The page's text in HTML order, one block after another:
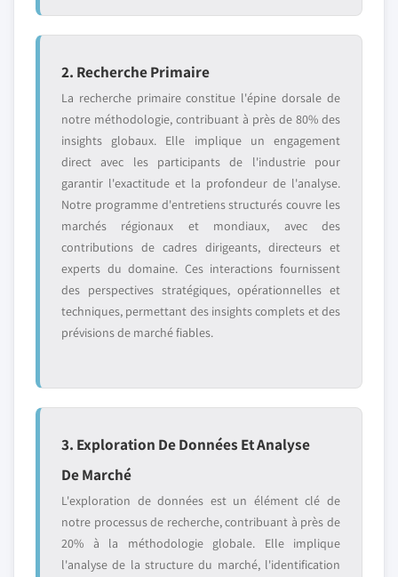
2. Recherche Primaire
La recherche primaire constitue l'épine dorsale de
notre méthodologie, contribuant à près de 80% des
insights globaux. Elle implique un engagement
direct avec les participants de l'industrie pour
garantir l'exactitude et la profondeur de l'analyse.
Notre programme d'entretiens structurés couvre les
marchés régionaux et mondiaux, avec des
contributions de cadres dirigeants, directeurs et
experts du domaine. Ces interactions fournissent
des perspectives stratégiques, opérationnelles et
techniques, permettant des insights complets et des
prévisions de marché fiables.
3. Exploration De Données Et Analyse
De Marché
L'exploration de données est un élément clé de
notre processus de recherche, contribuant à près de
20% à la méthodologie globale. Elle implique
l'analyse de la structure du marché, l'identification